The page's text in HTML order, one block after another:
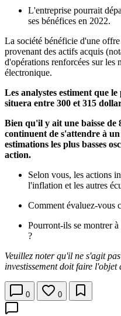
L'entreprise pourrait
ses bénéfices en 2022.
La société bénéficie d'une
provenant des actifs acquis
d'opérations renforcées sur les
électronique.
Les analystes estiment que
situera entre 300 et 315
Bien qu'il y ait une baisse
continuent de s'attendre à
estimations les plus basses
action.
Selon vous, les actions
l'inflation et les autres
Comment évaluez-vous
Pourront-ils se montrer
?
Veuillez noter qu'il ne s'agit
investissement doit faire
0 0